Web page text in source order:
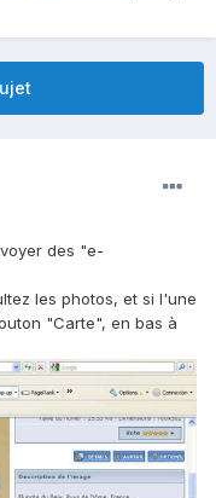
des "e-
les photos, et si l'une
"Carte", en bas à